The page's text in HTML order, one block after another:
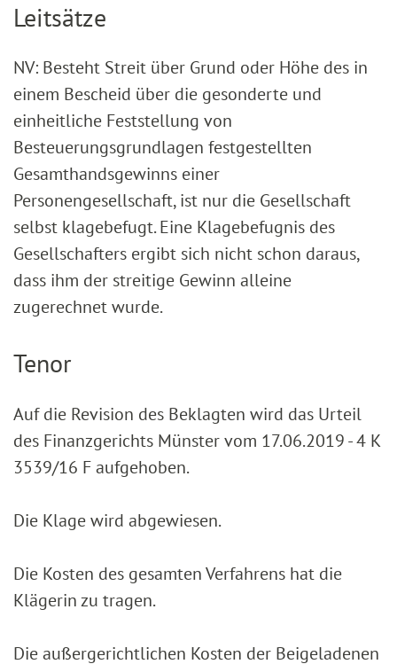
Leitsätze
NV: Besteht Streit über Grund oder Höhe des in
einem Bescheid über die gesonderte und
einheitliche Feststellung von
Besteuerungsgrundlagen festgestellten
Gesamthandsgewinns einer
Personengesellschaft, ist nur die Gesellschaft
selbst klagebefugt. Eine Klagebefugnis des
Gesellschafters ergibt sich nicht schon daraus,
dass ihm der streitige Gewinn alleine
zugerechnet wurde.
Tenor
Auf die Revision des Beklagten wird das Urteil
des Finanzgerichts Münster vom 17.06.2019 - 4 K
3539/16 F aufgehoben.
Die Klage wird abgewiesen.
Die Kosten des gesamten Verfahrens hat die
Klägerin zu tragen.
Die außergerichtlichen Kosten der Beigeladenen